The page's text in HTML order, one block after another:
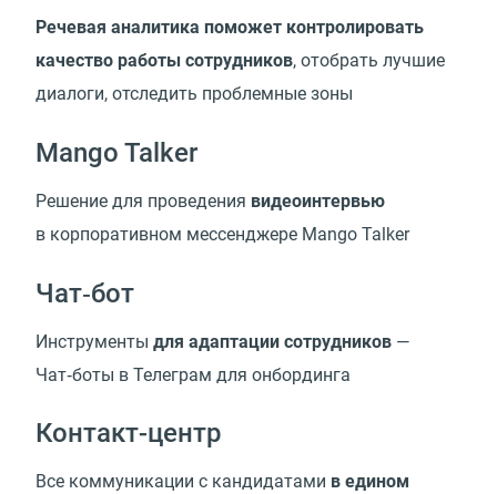
Речевая аналитика поможет контролировать
качество работы сотрудников, отобрать лучшие
диалоги, отследить проблемные зоны
Mango Talker
Решение для проведения видеоинтервью
в корпоративном мессенджере Mango Talker
Чат‑бот
Инструменты для адаптации сотрудников —
Чат‑боты в Телеграм для онбординга
Контакт-центр
Все коммуникации с кандидатами в едином